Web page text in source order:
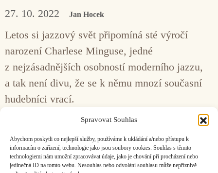
Spravovat Souhlas
Abychom poskytli co nejlepší služby, používáme k ukládání a/nebo přístupu k
informacím o zařízení, technologie jako jsou soubory cookies. Souhlas s těmito
technologiemi nám umožní zpracovávat údaje, jako je chování při procházení nebo
jedinečná ID na tomto webu. Nesouhlas nebo odvolání souhlasu může nepříznivě
27. 10. 2022 Jan Hocek
Letos si jazzový svět připomíná sté výročí
narození Charlese Minguse, jedné
z nejzásadnějších osobností moderního jazzu,
a tak není divu, že se k němu mnozí současní
hudebníci vrací.